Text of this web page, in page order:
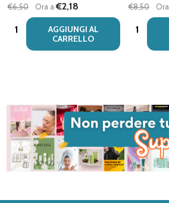
€6,50
Ora a€2,18
Quantità:
AGGIUNGI AL
CARRELLO
€8,50
Quantità: